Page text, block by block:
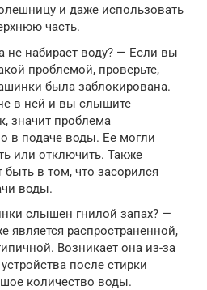
и даже использовать
часть.
не набирает воду? — Если вы
проблемой, проверьте,
была заблокирована.
в ней и вы слышите
значит проблема
в подаче воды. Ее могли
или отключить. Также
в том, что засорился
воды.
слышен гнилой запах? —
является распространенной,
Возникает она из-за
после стирки
количество воды.